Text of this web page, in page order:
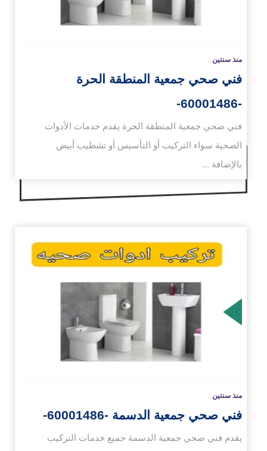
منذ سنتين
فني صحي جمعية المنطقة الحرة
-60001486-
فني صحي جمعية المنطقة الحرة يقدم خدمات الأدوات
الصحية سواء التركيب أو التأسيس أو تشطيب أبيض
بالإضافة ...
منذ سنتين
فني صحي جمعية الدسمة -60001486-
يقدم فني صحي جمعية الدسمة جميع خدمات التركيب